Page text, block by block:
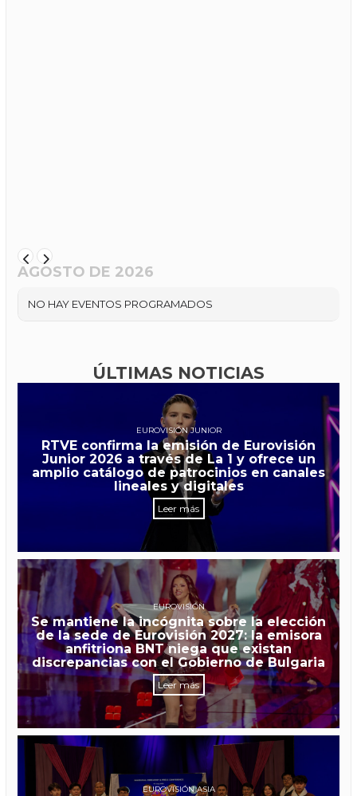
AGOSTO DE 2026
NO HAY EVENTOS PROGRAMADOS
ÚLTIMAS NOTICIAS
EUROVISIÓN JUNIOR
RTVE confirma la emisión de Eurovisión
Junior 2026 a través de La 1 y ofrece un
amplio catálogo de patrocinios en canales
lineales y digitales
Leer más
EUROVISIÓN
Se mantiene la incógnita sobre la elección
de la sede de Eurovisión 2027: la emisora
anfitriona BNT niega que existan
discrepancias con el Gobierno de Bulgaria
Leer más
EUROVISIÓN ASIA